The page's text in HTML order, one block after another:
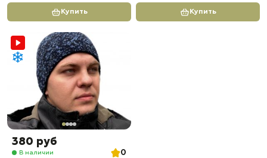
Купить Купить
380 руб
В наличии
0